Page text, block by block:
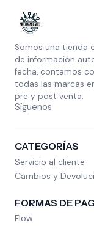
Somos una tienda
de información
fecha, contamos
todas las marcas
pre y post venta.
Síguenos
CATEGORÍAS
Servicio al cliente
Cambios y
FORMAS DE
Flow